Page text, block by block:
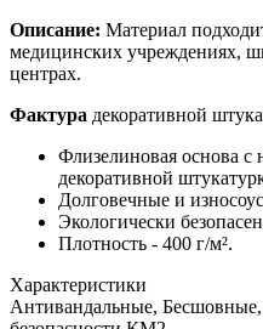
Описание: Материал
медицинских учреждениях,
центрах.
Фактура декоративной
Флизелиновая основа
декоративной
Долговечные и
Экологически
Плотность - 400 г/м².
Характеристики
Антивандальные,